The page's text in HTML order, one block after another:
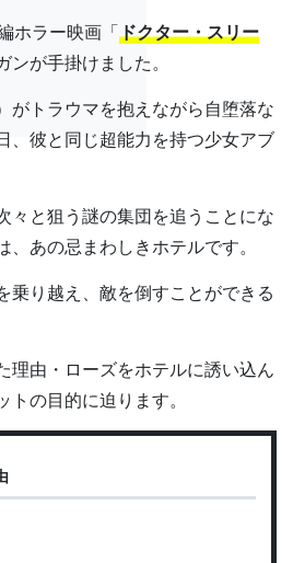
ホラー映画「ドクター・スリー
が手掛けました。
がトラウマを抱えながら自堕落な
、彼と同じ超能力を持つ少女アブ
々と狙う謎の集団を追うことにな
あの忌まわしきホテルです。
乗り越え、敵を倒すことができる
理由・ローズをホテルに誘い込ん
の目的に迫ります。